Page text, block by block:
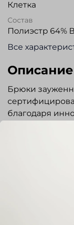
Клетка
Состав
Полиэстр 64%
Все
Описание
Брюки
благодаря
сочетающей
внешним
пуговицу.
прорезные
кармана с
удобные, не
форму,
подходят для